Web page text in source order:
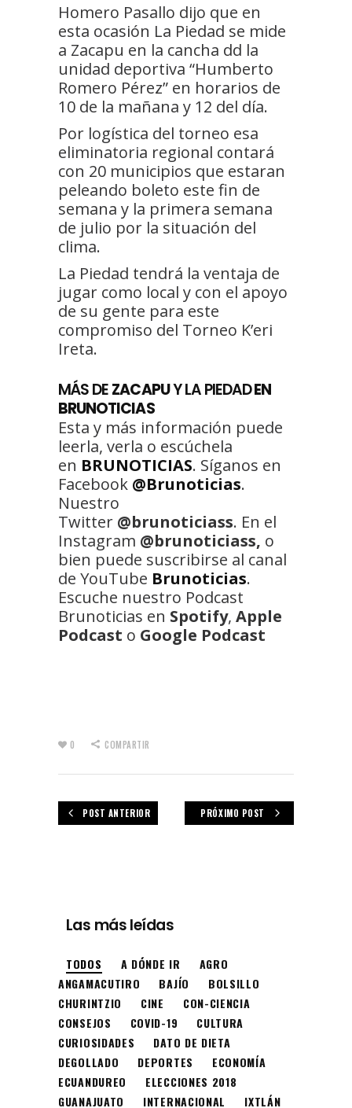
Homero Pasallo dijo que en
esta ocasión La Piedad se mide
a Zacapu en la cancha dd la
unidad deportiva “Humberto
Romero Pérez” en horarios de
10 de la mañana y 12 del día.
Por logística del torneo esa
eliminatoria regional contará
con 20 municipios que estaran
peleando boleto este fin de
semana y la primera semana
de julio por la situación del
clima.
La Piedad tendrá la ventaja de
jugar como local y con el apoyo
de su gente para este
compromiso del Torneo K’eri
Ireta.
MÁS DEZACAPUY LA PIEDADEN
BRUNOTICIAS
Esta y más información puede
leerla, verla o escúchela
en BRUNOTICIAS. Síganos en
Facebook @Brunoticias.
Nuestro
Twitter @brunoticiass. En el
Instagram @brunoticiass, o
bien puede suscribirse al canal
de YouTube Brunoticias.
Escuche nuestro Podcast
Brunoticias en Spotify, Apple
Podcast o Google Podcast
0 COMPARTIR
POST ANTERIOR PRÓXIMO POST
Las más leídas
TODOS A DÓNDE IR
AGRO
ANGAMACUTIRO
BAJÍO
BOLSILLO
CHURINTZIO
CINE
CON-CIENCIA
CONSEJOS
COVID-19
CULTURA
CURIOSIDADES
DATO DE DIETA
DEGOLLADO
DEPORTES
ECONOMÍA
ECUANDUREO
ELECCIONES 2018
GUANAJUATO
INTERNACIONAL IXTLÁN